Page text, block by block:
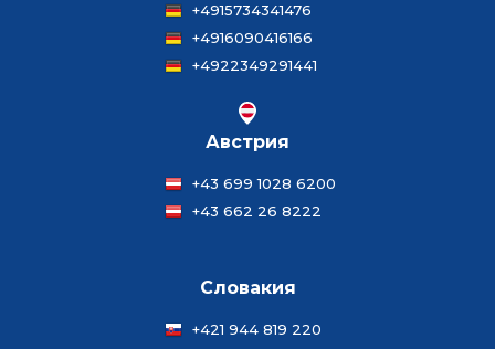
+4915734341476
+4916090416166
+4922349291441
Австрия
+43 699 1028 6200
+43 662 26 8222
Словакия
+421 944 819 220